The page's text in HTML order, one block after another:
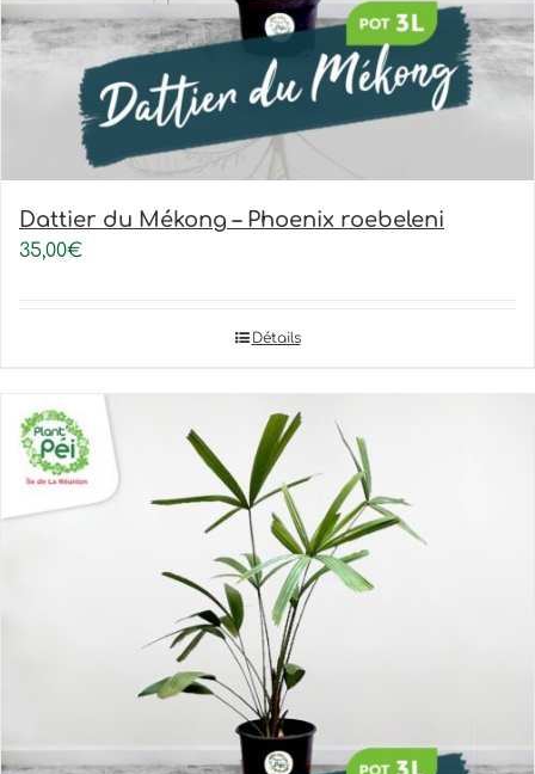
Dattier du Mékong – Phoenix roebeleni
35,00€
Détails